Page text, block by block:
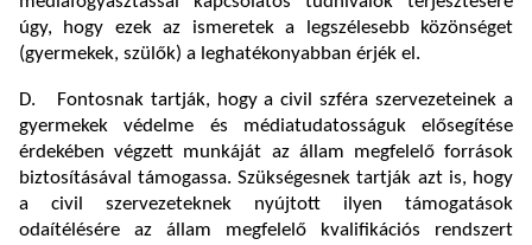
úgy, hogy ezek az ismeretek a legszélesebb közönséget
(gyermekek, szülők) a leghatékonyabban érjék el.
D. Fontosnak tartják, hogy a civil szféra szervezeteinek a
gyermekek védelme és médiatudatosságuk elősegítése
érdekében végzett munkáját az állam megfelelő források
biztosításával támogassa. Szükségesnek tartják azt is, hogy
a civil szervezeteknek nyújtott ilyen támogatások
odaítélésére az állam megfelelő kvalifikációs rendszert